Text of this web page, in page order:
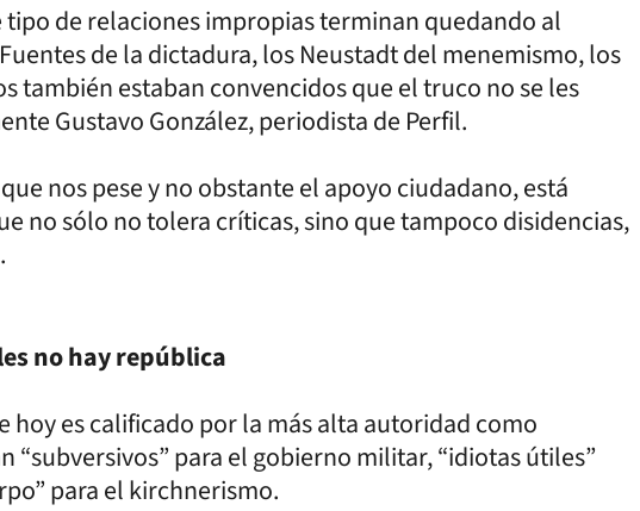
tipo de relaciones impropias terminan quedando al
de la dictadura, los Neustadt del menemismo, los
también estaban convencidos que el truco no se les
Gustavo González, periodista de Perfil.
nos pese y no obstante el apoyo ciudadano, está
no sólo no tolera críticas, sino que tampoco disidencias,
no hay república
es calificado por la más alta autoridad como
“subversivos” para el gobierno militar, “idiotas útiles”
para el kirchnerismo.